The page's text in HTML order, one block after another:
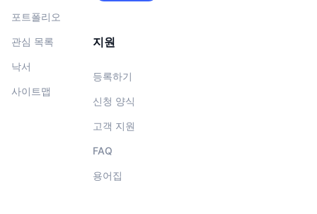
포트폴리오
관심 목록
낙서
사이트맵
지원
등록하기
신청 양식
고객 지원
FAQ
용어집